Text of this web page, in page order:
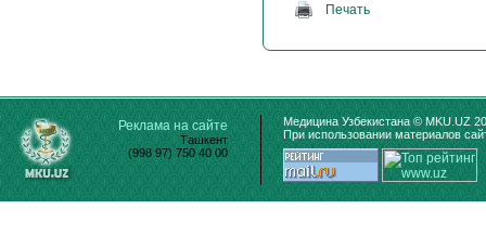
Печать
Реклама на сайте
Ташкент
(998 97) 750 40 00
Медицина Узбекистана © MKU.UZ
При использовании материалов